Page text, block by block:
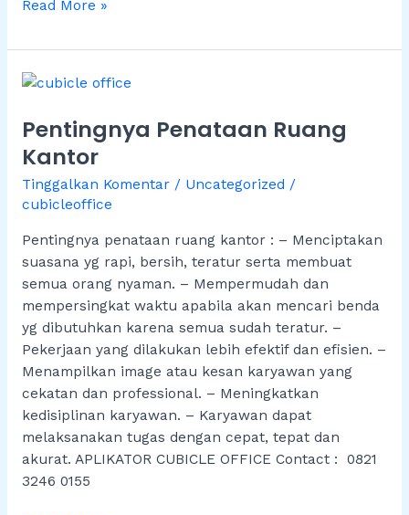
Read More »
Pentingnya Penataan Ruang
Kantor
Tinggalkan Komentar / Uncategorized /
cubicleoffice
Pentingnya penataan ruang kantor : – Menciptakan
suasana yg rapi, bersih, teratur serta membuat
semua orang nyaman. – Mempermudah dan
mempersingkat waktu apabila akan mencari benda
yg dibutuhkan karena semua sudah teratur. –
Pekerjaan yang dilakukan lebih efektif dan efisien. –
Menampilkan image atau kesan karyawan yang
cekatan dan professional. – Meningkatkan
kedisiplinan karyawan. – Karyawan dapat
melaksanakan tugas dengan cepat, tepat dan
akurat. APLIKATOR CUBICLE OFFICE Contact : 0821
3246 0155
Pentingnya
Ruang
Kantor